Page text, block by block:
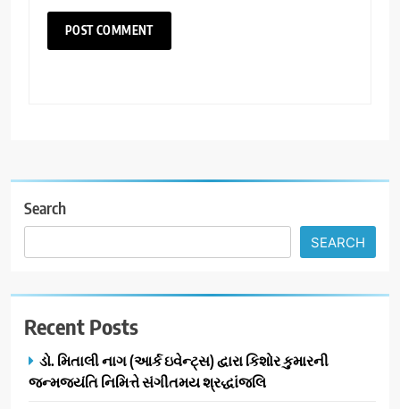
Search
SEARCH
Recent Posts
ડો. મિતાલી નાગ (આર્ક ઇવેન્ટ્સ) દ્વારા કિશોર કુમારની
જન્મજયંતિ નિમિત્તે સંગીતમય શ્રદ્ધાંજલિ